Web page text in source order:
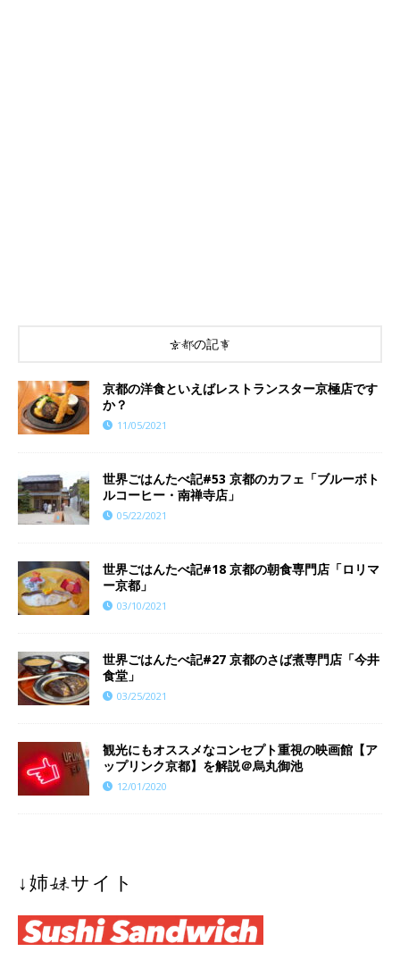
京都の記事
京都の洋食といえばレストランスター京極店です
か？
11/05/2021
世界ごはんたべ記#53 京都のカフェ「ブルーボト
ルコーヒー・南禅寺店」
05/22/2021
世界ごはんたべ記#18 京都の朝食専門店「ロリマ
ー京都」
03/10/2021
世界ごはんたべ記#27 京都のさば煮専門店「今井
食堂」
03/25/2021
観光にもオススメなコンセプト重視の映画館【ア
ップリンク京都】を解説＠烏丸御池
12/01/2020
↓姉妹サイト